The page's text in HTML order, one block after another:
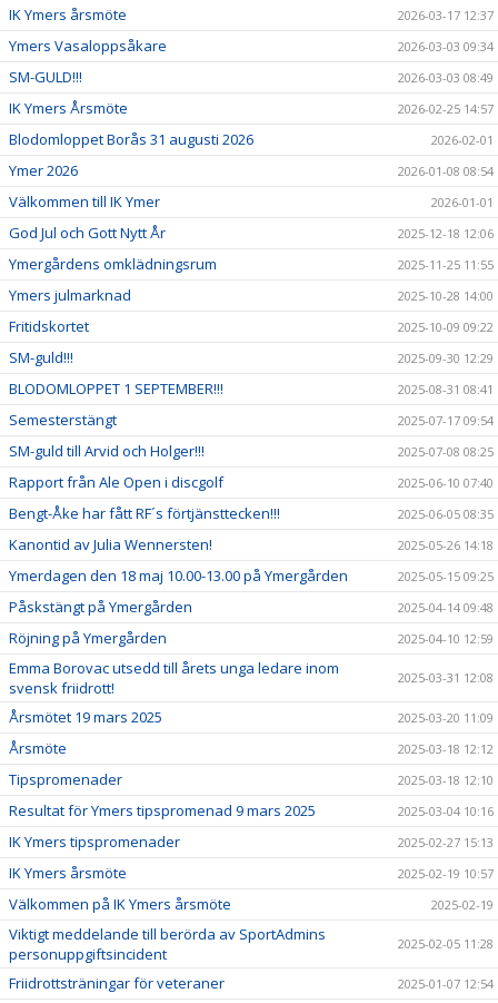
IK Ymers årsmöte 2026-03-17 12:37
Ymers Vasaloppsåkare 2026-03-03 09:34
SM-GULD!!! 2026-03-03 08:49
IK Ymers Årsmöte 2026-02-25 14:57
Blodomloppet Borås 31 augusti 2026 2026-02-01
Ymer 2026 2026-01-08 08:54
Välkommen till IK Ymer 2026-01-01
God Jul och Gott Nytt År 2025-12-18 12:06
Ymergårdens omklädningsrum 2025-11-25 11:55
Ymers julmarknad 2025-10-28 14:00
Fritidskortet 2025-10-09 09:22
SM-guld!!! 2025-09-30 12:29
BLODOMLOPPET 1 SEPTEMBER!!! 2025-08-31 08:41
Semesterstängt 2025-07-17 09:54
SM-guld till Arvid och Holger!!! 2025-07-08 08:25
Rapport från Ale Open i discgolf 2025-06-10 07:40
Bengt-Åke har fått RF´s förtjänsttecken!!! 2025-06-05 08:35
Kanontid av Julia Wennersten! 2025-05-26 14:18
Ymerdagen den 18 maj 10.00-13.00 på Ymergården 2025-05-15 09:25
Påskstängt på Ymergården 2025-04-14 09:48
Röjning på Ymergården 2025-04-10 12:59
Emma Borovac utsedd till årets unga ledare inom
svensk friidrott!
2025-03-31 12:08
Årsmötet 19 mars 2025 2025-03-20 11:09
Årsmöte 2025-03-18 12:12
Tipspromenader 2025-03-18 12:10
Resultat för Ymers tipspromenad 9 mars 2025 2025-03-04 10:16
IK Ymers tipspromenader 2025-02-27 15:13
IK Ymers årsmöte 2025-02-19 10:57
Välkommen på IK Ymers årsmöte 2025-02-19
Viktigt meddelande till berörda av SportAdmins
personuppgiftsincident
2025-02-05 11:28
Friidrottsträningar för veteraner 2025-01-07 12:54